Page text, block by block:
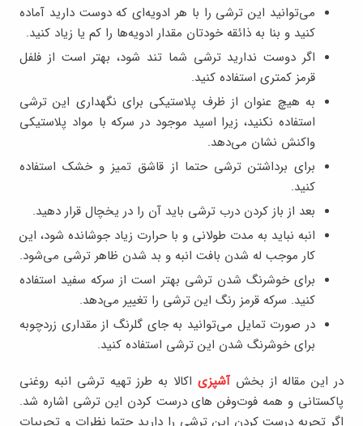
می‌توانید این ترشی را با هر ادویه‌ای که دوست دارید آماده
کنید و بنا به ذائقه خودتان مقدار ادویه‌ها را کم یا زیاد کنید.
اگر دوست ندارید ترشی شما تند شود، بهتر است از فلفل
قرمز کمتری استفاده کنید.
به هیچ عنوان از ظرف پلاستیکی برای نگهداری این ترشی
استفاده نکنید، زیرا اسید موجود در سرکه با مواد پلاستیکی
واکنش نشان می‌دهد.
برای برداشتن ترشی حتما از قاشق تمیز و خشک استفاده
کنید.
بعد از باز کردن درب ترشی باید آن را در یخچال قرار دهید.
انبه نباید به مدت طولانی و با حرارت زیاد جوشانده شود، این
کار موجب له شدن بافت انبه و بد شدن ظاهر ترشی می‌شود.
برای خوشرنگ شدن ترشی بهتر است از سرکه سفید استفاده
کنید. سرکه قرمز رنگ این ترشی را تغییر می‌دهد.
در صورت تمایل می‌توانید به جای گلرنگ از مقداری زردچوبه
برای خوشرنگ شدن این ترشی استفاده کنید.
در این مقاله از بخش آشپزی اکالا به طرز تهیه ترشی انبه روغنی
پاکستانی و همه فوت‌وفن های درست کردن این ترشی اشاره شد.